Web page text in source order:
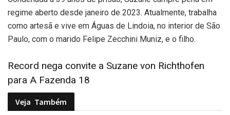
regime aberto desde janeiro de 2023. Atualmente, trabalha
como artesã e vive em Águas de Lindoia, no interior de São
Paulo, com o marido Felipe Zecchini Muniz, e o filho.
Record nega convite a Suzane von Richthofen
para A Fazenda 18
Veja Também